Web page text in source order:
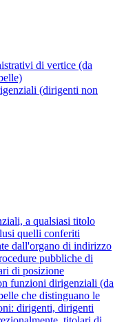
di vertice (da
(dirigenti non
a qualsiasi titolo
quelli conferiti
dall'organo di indirizzo
pubbliche di
di posizione
funzioni dirigenziali (da
che distinguano le
dirigenti, dirigenti